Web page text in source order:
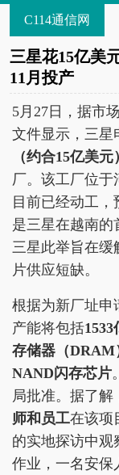
C114通信网
三星花15亿美
11月投产
5月27日，据市
文件显示，三星
（约合15亿美元）
厂。该工厂位于
目前已经动工，
是三星在越南的
三星此举旨在缓
片供应短缺。
根据为新厂址申
产能将包括
存储器（DRAM
NAND闪存芯片
局批准。据了解
师和员工在该项
的实地探访中观
作业，一名安保